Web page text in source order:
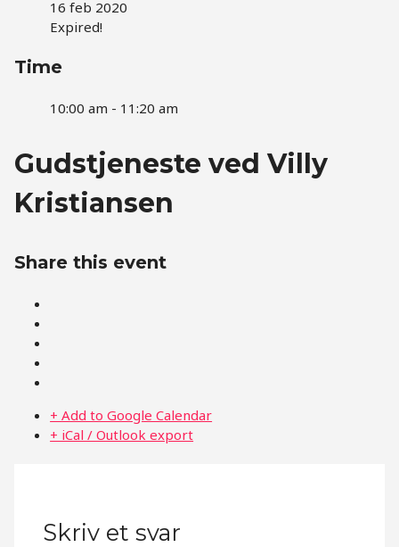
16 feb 2020
Expired!
Time
10:00 am - 11:20 am
Gudstjeneste ved Villy
Kristiansen
Share this event
+ Add to Google Calendar
+ iCal / Outlook export
Skriv et svar